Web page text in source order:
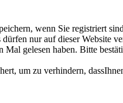
wenn Sie registriert
nur auf dieser Website
gelesen haben. Bitte
um zu verhindern,